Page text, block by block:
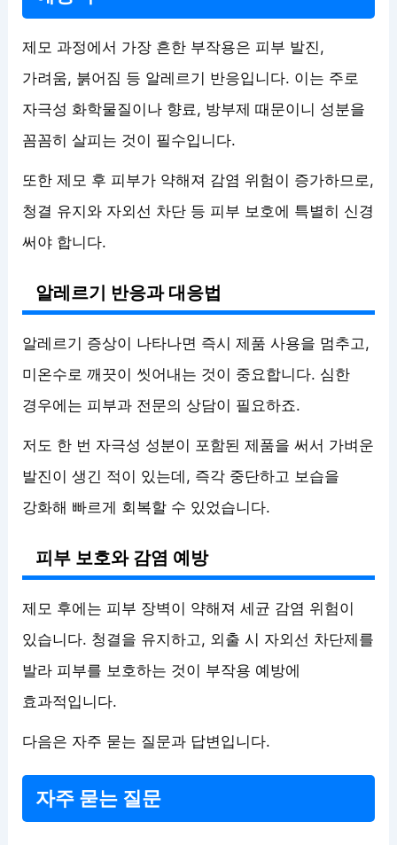
제모 과정에서 가장 흔한 부작용은 피부 발진,
가려움, 붉어짐 등 알레르기 반응입니다. 이는 주로
자극성 화학물질이나 향료, 방부제 때문이니 성분을
꼼꼼히 살피는 것이 필수입니다.
또한 제모 후 피부가 약해져 감염 위험이 증가하므로,
청결 유지와 자외선 차단 등 피부 보호에 특별히 신경
써야 합니다.
알레르기 반응과 대응법
알레르기 증상이 나타나면 즉시 제품 사용을 멈추고,
미온수로 깨끗이 씻어내는 것이 중요합니다. 심한
경우에는 피부과 전문의 상담이 필요하죠.
저도 한 번 자극성 성분이 포함된 제품을 써서 가벼운
발진이 생긴 적이 있는데, 즉각 중단하고 보습을
강화해 빠르게 회복할 수 있었습니다.
피부 보호와 감염 예방
제모 후에는 피부 장벽이 약해져 세균 감염 위험이
있습니다. 청결을 유지하고, 외출 시 자외선 차단제를
발라 피부를 보호하는 것이 부작용 예방에
효과적입니다.
다음은 자주 묻는 질문과 답변입니다.
자주 묻는 질문